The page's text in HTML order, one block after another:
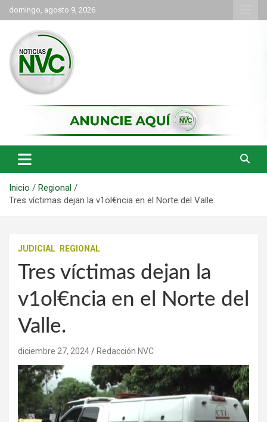
Saltar
al
contenido
domingo, agosto 9, 2026
NVC Noticias
Inicio
Regional
Tres víctimas dejan la v1ol€ncia en el Norte del Valle.
JUDICIAL REGIONAL
Tres víctimas dejan la
v1ol€ncia en el Norte del
Valle.
diciembre 27, 2024 Redacción NVC